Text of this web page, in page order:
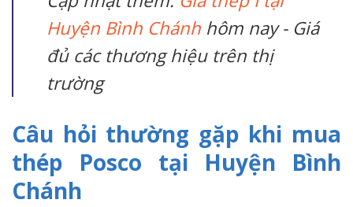
Huyện Bình Chánhhôm nay - Giá
đủ các thương hiệu trên thị
trường
Câu hỏi thường gặp khi mua
thép Posco tại Huyện Bình
Chánh